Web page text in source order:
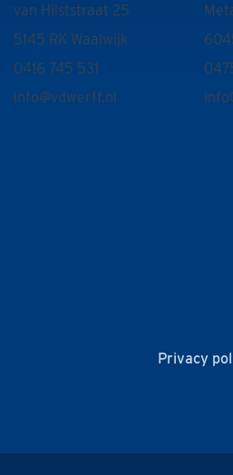
van Hilststraat 25
5145 RK Waalwijk
0416 745 531
info@vdwerff.nl
Privacy